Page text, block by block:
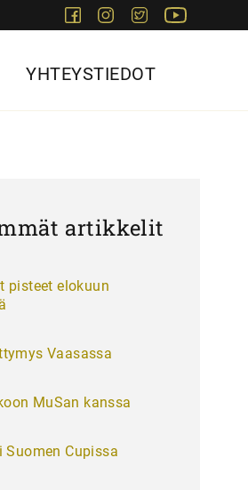
FacebookInstagram
Twitter
YHTEYSTIEDOT
artikkelit
pisteet elokuun
Vaasassa
MuSan kanssa
Suomen Cupissa